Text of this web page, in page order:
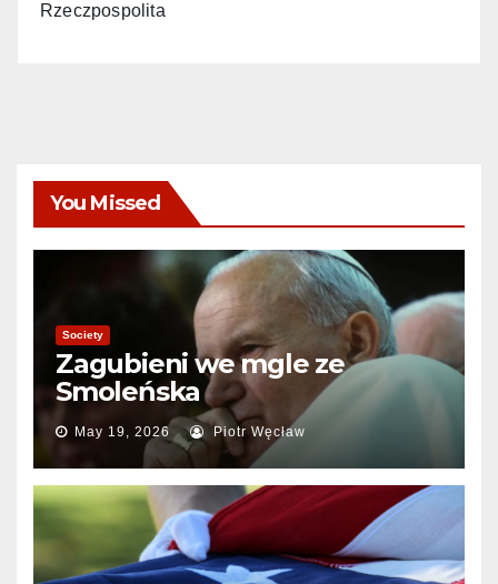
Rzeczpospolita
You Missed
Society
Zagubieni we mgle ze
Smoleńska
May 19, 2026 Piotr Węcław